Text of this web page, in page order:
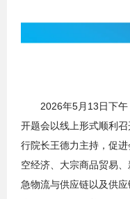
2026年5月13日下午
开题会以线上形式顺利
行院长王德力主持，促
空经济、大宗商品贸易
急物流与供应链以及供